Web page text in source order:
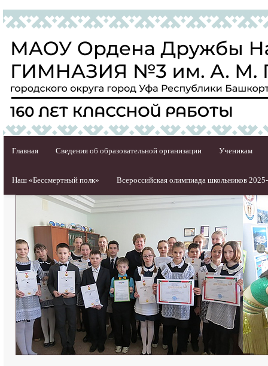
Главная Сведения об образовательной организации Ученикам
Наш «Бессмертный полк» Всероссийская олимпиада школьников